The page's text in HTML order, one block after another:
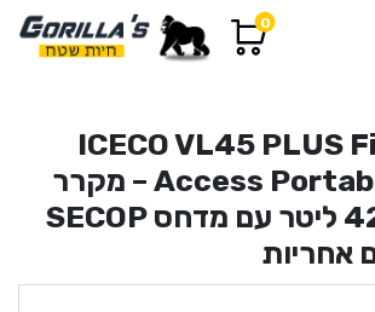
0
ICECO VL45 PLUS
Access Portable Freezer – מקרר
מקפיא נייד 42 ליטר עם מדחס SECOP